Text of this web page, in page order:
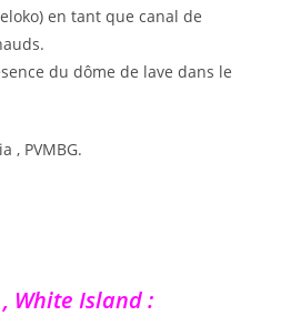
en tant que canal de
du dôme de lave dans le
, PVMBG.
White Island :